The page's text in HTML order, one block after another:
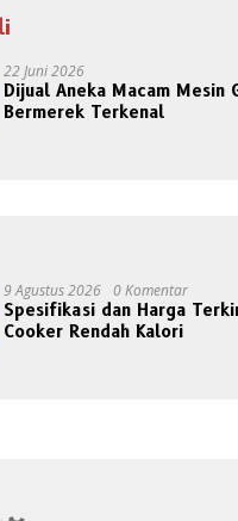
22 Juni 2026
Dijual Aneka Macam Mesin
Bermerek Terkenal
9 Agustus 2026 0 Komentar
Spesifikasi dan Harga
Cooker Rendah Kalori